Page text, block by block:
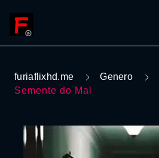
furiaflixhd.me Genero
Semente do Mal